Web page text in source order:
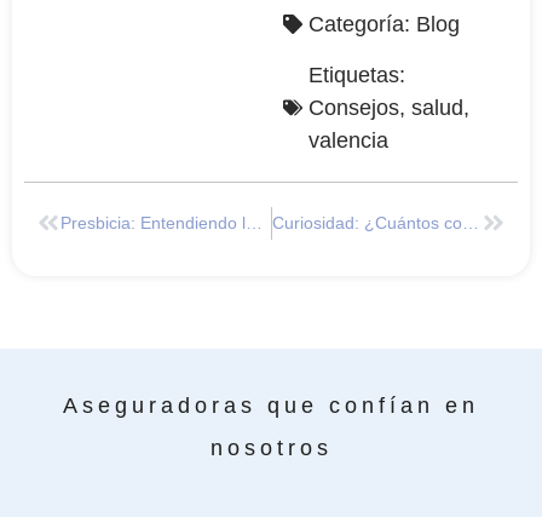
Categoría: Blog
Etiquetas:
Consejos, salud,
valencia
Aseguradoras que confían en
nosotros